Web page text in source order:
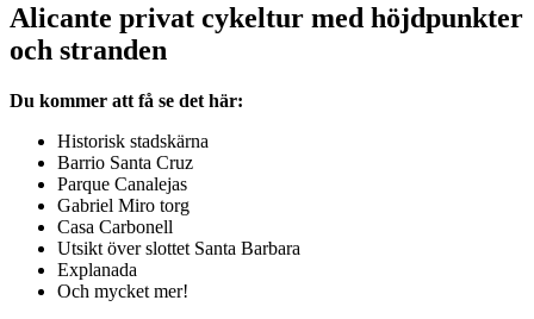
Alicante privat cykeltur med höjdpunkter
och stranden
Du kommer att få se det här:
Historisk stadskärna
Barrio Santa Cruz
Parque Canalejas
Gabriel Miro torg
Casa Carbonell
Utsikt över slottet Santa Barbara
Explanada
Och mycket mer!